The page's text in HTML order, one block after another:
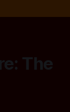
The